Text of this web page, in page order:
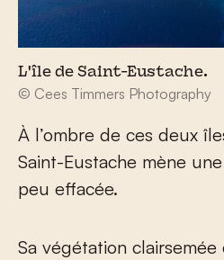
L'île de Saint-Eustache.
© Cees Timmers Photography
À l’ombre de ces deux
Saint-Eustache mène
peu effacée.
Sa végétation clairsemée